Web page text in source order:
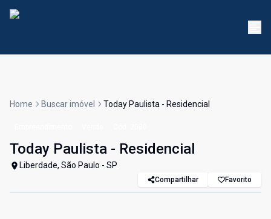
Home Buscar imóvel Today Paulista - Residencial
Today Paulista - Residencial
Liberdade, São Paulo - SP
Compartilhar Favorito